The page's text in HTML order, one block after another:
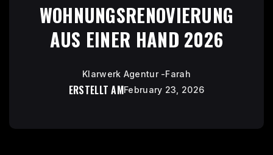
WOHNUNGSRENOVIERUNG
AUS EINER HAND 2026
Klarwerk Agentur -Farah
ERSTELLT AMFebruary 23, 2026